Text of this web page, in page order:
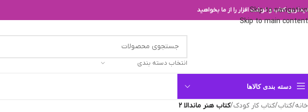
Skip to navigation
Skip to main content
کتاب و نوشت افزار را از ما بخواهید
انتخاب دسته بندی
دسته بندی کالاها
خانه/کتاب/کتاب کار کودک/کتاب هنر ماندالا ۲